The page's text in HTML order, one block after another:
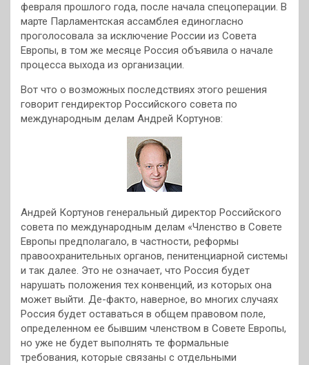
февраля прошлого года, после начала спецоперации. В
марте Парламентская ассамблея единогласно
проголосовала за исключение России из Совета
Европы, в том же месяце Россия объявила о начале
процесса выхода из организации.
Вот что о возможных последствиях этого решения
говорит гендиректор Российского совета по
международным делам Андрей Кортунов:
Андрей Кортунов генеральный директор Российского
совета по международным делам «Членство в Совете
Европы предполагало, в частности, реформы
правоохранительных органов, пенитенциарной системы
и так далее. Это не означает, что Россия будет
нарушать положения тех конвенций, из которых она
может выйти. Де-факто, наверное, во многих случаях
Россия будет оставаться в общем правовом поле,
определенном ее бывшим членством в Совете Европы,
но уже не будет выполнять те формальные
требования, которые связаны с отдельными